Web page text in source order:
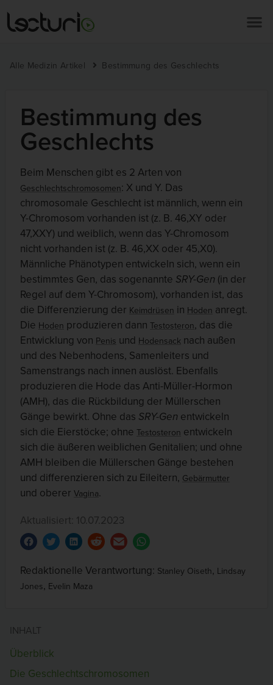
Alle Medizin Artikel Bestimmung des Geschlechts
Bestimmung des
Geschlechts
Beim Menschen gibt es 2 Arten von
Geschlechtschromosomen: X und Y. Das
chromosomale Geschlecht ist männlich, wenn ein
Y-Chromosom vorhanden ist (z. B. 46,XY oder
47,XXY) und weiblich, wenn das Y-Chromosom
nicht vorhanden ist (z. B. 46,XX oder 45,X0).
Männliche Phänotypen entwickeln sich, wenn ein
bestimmtes Gen, das sogenannte SRY-Gen (in der
Regel auf dem Y-Chromosom), vorhanden ist, das
die Differenzierung der Keimdrüsen in Hoden anregt.
Die Hoden produzieren dann Testosteron, das die
Entwicklung von Penis und Hodensack nach außen
und des Nebenhodens, Samenleiters und
Samenstrangs nach innen auslöst. Ebenfalls
produzieren die Hode das Anti-Müller-Hormon
(AMH), das die Rückbildung der Müllerschen
Gänge bewirkt. Ohne das SRY-Gen entwickeln
sich die Eierstöcke; ohne Testosteron entwickeln
sich die äußeren weiblichen Genitalien; und ohne
AMH bleiben die Müllerschen Gänge bestehen
und differenzieren sich zu Eileitern, Gebärmutter
und oberer Vagina.
Aktualisiert: 10.07.2023
Redaktionelle Verantwortung: Stanley Oiseth, Lindsay
Jones, Evelin Maza
INHALT
Überblick
Die Geschlechtschromosomen